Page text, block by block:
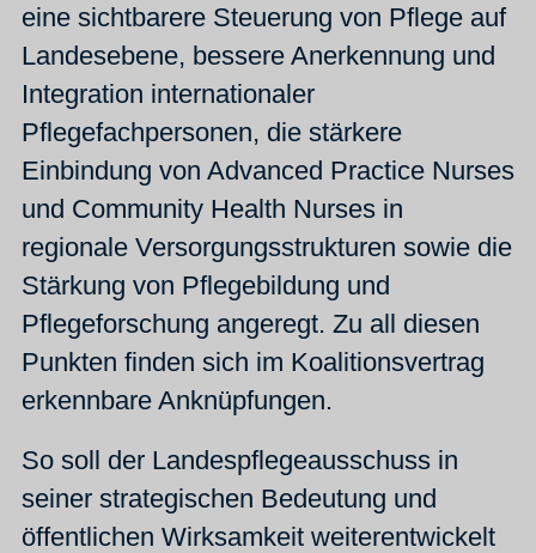
eine sichtbarere Steuerung von Pflege auf
Landesebene, bessere Anerkennung und
Integration internationaler
Pflegefachpersonen, die stärkere
Einbindung von Advanced Practice Nurses
und Community Health Nurses in
regionale Versorgungsstrukturen sowie die
Stärkung von Pflegebildung und
Pflegeforschung angeregt. Zu all diesen
Punkten finden sich im Koalitionsvertrag
erkennbare Anknüpfungen.
So soll der Landespflegeausschuss in
seiner strategischen Bedeutung und
öffentlichen Wirksamkeit weiterentwickelt